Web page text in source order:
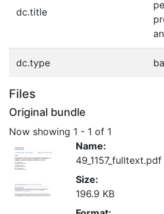
dc.title
dc.type
Files
Original bundle
Now showing 1 - 1 of 1
Name:
49_1157_fulltext.pdf
Size:
196.9 KB